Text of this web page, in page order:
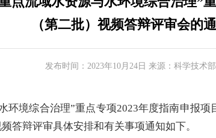
（第二批）视频答辩评审会的
发布时间： 2023年10月24日 来源： 科学技术部
环境综合治理”重点专项2023年度指南申报
答辩评审具体安排和有关事项通知如下。